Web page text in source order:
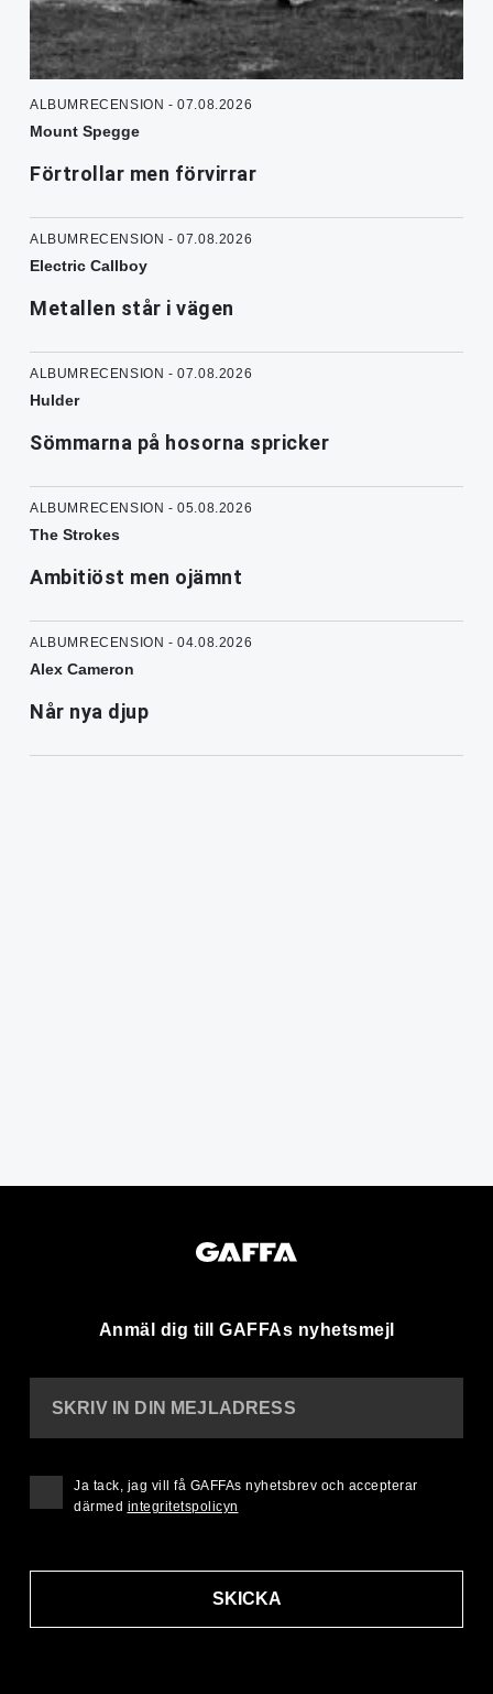
ALBUMRECENSION - 07.08.2026
Mount Spegge
Förtrollar men förvirrar
ALBUMRECENSION - 07.08.2026
Electric Callboy
Metallen står i vägen
ALBUMRECENSION - 07.08.2026
Hulder
Sömmarna på hosorna spricker
ALBUMRECENSION - 05.08.2026
The Strokes
Ambitiöst men ojämnt
ALBUMRECENSION - 04.08.2026
Alex Cameron
Når nya djup
Anmäl dig till GAFFAs nyhetsmejl
SKRIV IN DIN MEJLADRESS
SKICKA
Ja tack, jag vill få GAFFAs nyhetsbrev och accepterar
därmed integritetspolicyn